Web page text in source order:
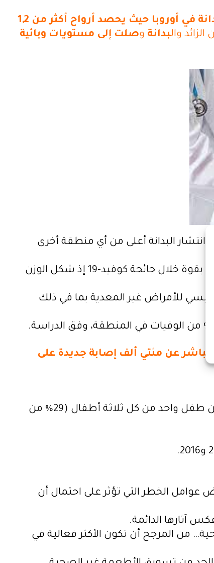
حذرت منظمة الصحة العالمية في تقرير جديد نشرته الثلاثاء من انتشار “وباء” الوزن الزائد والبدانة في أوروبا حيث يحصد أرواح أكثر من 1,2
الزائد والبدانة وصلت إلى مستويات وبائية
انتشار البدانة أعلى من أي منطقة أخرى
ولا يوجد أي بلد في المنطقة يمكنه حاليا الادعاء بوقفه تقدم هذه الآفة، وقد تم الكشف عن حجم المشكلة بقوة خلال جائحة كوفيد-19 إذ شكل الوزن
للأمراض غير المعدية بما في ذلك
بشكل مباشر عن مئتي ألف إصابة جديدة على
وتُظهر أحدث البيانات الشاملة المتاحة والتي يعود تاريخها إلى عام 2016، أن 59% من البالغين وما يقرب من طفل واحد من كل ثلاثة أطفال (29% من
عوامل الخطر التي تؤثر على احتمال أن
آثارها الدائمة.
من المرجح أن تكون الأكثر فعالية في